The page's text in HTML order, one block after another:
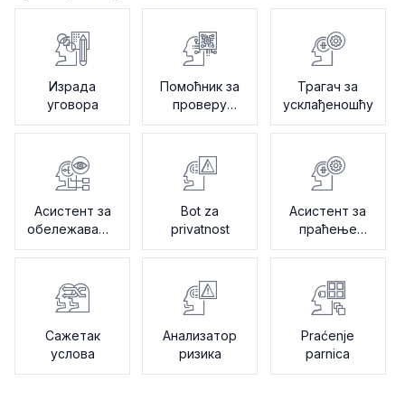
Израда
уговора
Помоћник за
проверу
политика
Трагач за
усклађеношћу
Асистент за
обележавање
измена
Bot za
privatnost
Асистент за
праћење
ревизије
Сажетак
услова
Анализатор
ризика
Praćenje
parnica